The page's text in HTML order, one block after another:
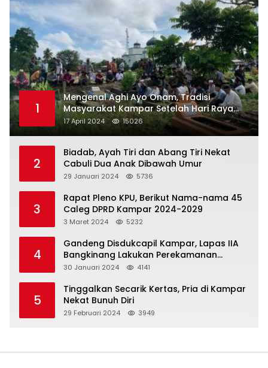
1
Mengenal Aghi Ayo Onam, Tradisi
Masyarakat Kampar Setelah Hari Raya
Idul Fitri
17 April 2024 15026
2
Biadab, Ayah Tiri dan Abang Tiri Nekat
Cabuli Dua Anak Dibawah Umur
29 Januari 2024 5736
3
Rapat Pleno KPU, Berikut Nama-nama 45
3 Maret 2024 5232
4
Gandeng Disdukcapil Kampar, Lapas IIA
Bangkinang Lakukan Perekamanan
Kependudukan WBP
30 Januari 2024 4141
5
Tinggalkan Secarik Kertas, Pria di Kampar
Nekat Bunuh Diri
29 Februari 2024 3949